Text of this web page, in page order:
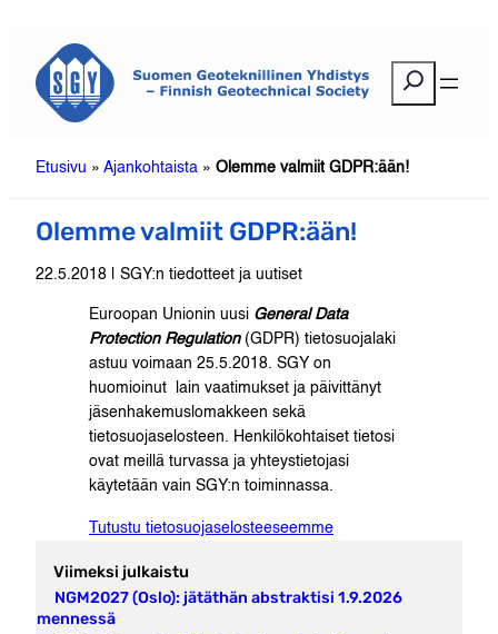
sisältöön
Etusivu » Ajankohtaista » Olemme valmiit GDPR:ään!
Olemme valmiit GDPR:ään!
22.5.2018 | SGY:n tiedotteet ja uutiset
Euroopan Unionin uusi General Data
Protection Regulation (GDPR) tietosuojalaki
astuu voimaan 25.5.2018. SGY on
huomioinut lain vaatimukset ja päivittänyt
jäsenhakemuslomakkeen sekä
tietosuojaselosteen. Henkilökohtaiset tietosi
ovat meillä turvassa ja yhteystietojasi
käytetään vain SGY:n toiminnassa.
Tutustu tietosuojaselosteeseemme
Viimeksi julkaistu
NGM2027 (Oslo): jätäthän abstraktisi 1.9.2026
mennessä